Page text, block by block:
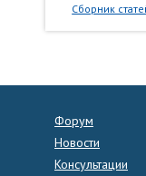
Сборник
Форум
Новости
Консультации